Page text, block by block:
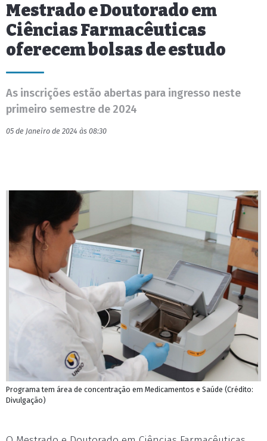
Mestrado e Doutorado em
Ciências Farmacêuticas
oferecem bolsas de estudo
As inscrições estão abertas para ingresso neste
primeiro semestre de 2024
05 de Janeiro de 2024 às 08:30
Programa tem área de concentração em Medicamentos e Saúde (Crédito:
Divulgação)